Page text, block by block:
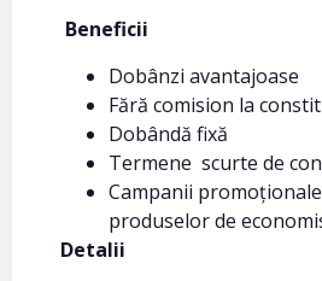
Beneficii
Dobânzi avantajoase
Fără comision la
Dobândă fixă
Termene scurte de
Campanii
produselor de
Detalii